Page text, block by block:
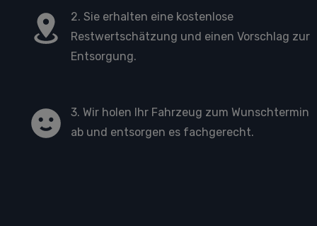
2. Sie erhalten eine kostenlose
Restwertschätzung und einen Vorschlag zur
Entsorgung.
3. Wir holen Ihr Fahrzeug zum Wunschtermin
ab und entsorgen es fachgerecht.